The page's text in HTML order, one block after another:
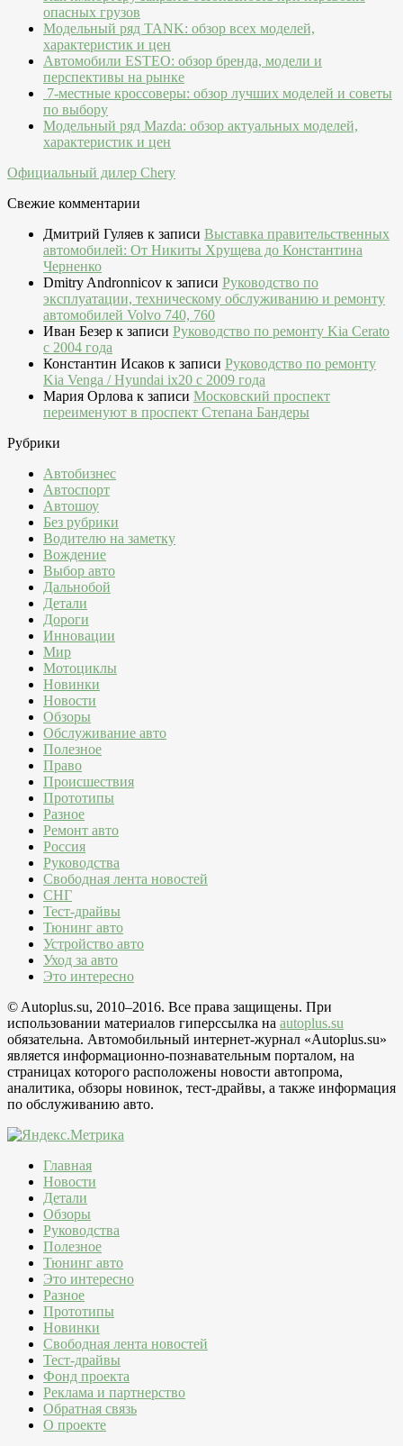
опасных грузов
Модельный ряд TANK: обзор всех моделей,
характеристик и цен
Автомобили ESTEO: обзор бренда, модели и
перспективы на рынке
7-местные кроссоверы: обзор лучших моделей и советы
по выбору
Модельный ряд Mazda: обзор актуальных моделей,
характеристик и цен
Официальный дилер Chery
Свежие комментарии
Дмитрий Гуляев к записи Выставка правительственных
автомобилей: От Никиты Хрущева до Константина
Черненко
Dmitry Andronnicov к записи Руководство по
эксплуатации, техническому обслуживанию и ремонту
автомобилей Volvo 740, 760
Иван Безер к записи Руководство по ремонту Kia Cerato
c 2004 года
Константин Исаков к записи Руководство по ремонту
Kia Venga / Hyundai ix20 c 2009 года
Мария Орлова к записи Московский проспект
переименуют в проспект Степана Бандеры
Рубрики
Автобизнес
Автоспорт
Автошоу
Без рубрики
Водителю на заметку
Вождение
Выбор авто
Дальнобой
Детали
Дороги
Инновации
Мир
Мотоциклы
Новинки
Новости
Обзоры
Обслуживание авто
Полезное
Право
Происшествия
Прототипы
Разное
Ремонт авто
Россия
Руководства
Свободная лента новостей
СНГ
Тест-драйвы
Тюнинг авто
Устройство авто
Уход за авто
Это интересно
© Autoplus.su, 2010–2016. Все права защищены. При
использовании материалов гиперссылка на autoplus.su
обязательна. Автомобильный интернет-журнал «Autoplus.su»
является информационно-познавательным порталом, на
страницах которого расположены новости автопрома,
аналитика, обзоры новинок, тест-драйвы, а также информация
по обслуживанию авто.
Главная
Новости
Детали
Обзоры
Руководства
Полезное
Тюнинг авто
Это интересно
Разное
Прототипы
Новинки
Свободная лента новостей
Тест-драйвы
Фонд проекта
Реклама и партнерство
Обратная связь
О проекте